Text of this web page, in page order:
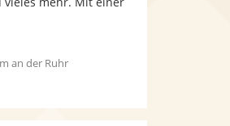
Sternen
an der Ruhr